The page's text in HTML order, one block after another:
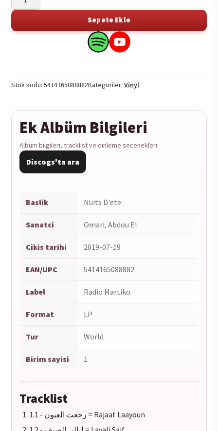
El
-
Sepete Ekle
Search
on
Search
on
Stok kodu: 5414165088882Kategoriler: Vinyl
Ek Albüm Bilgileri
Album bilgileri, tracklist ve dinleme secenekleri.
Discogs'ta ara
Baslik Nuits D'ete
Sanatci Omari, Abdou El
Cikis tarihi 2019-07-19
EAN/UPC 5414165088882
Label Radio Martiko
Format LP
Tur World
Birim sayisi 1
Tracklist
1.1 - رجعت العيون = Rajaat Laayoun